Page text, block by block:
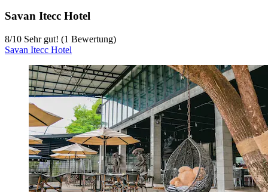
Savan Itecc Hotel
8/10 Sehr gut! (1 Bewertung)
Savan Itecc Hotel